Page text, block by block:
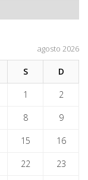
agosto 2026
S D
1 2
8 9
15 16
22 23